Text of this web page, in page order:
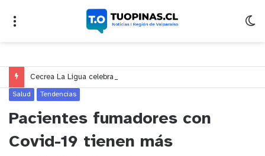
Salud Tendencias
Pacientes fumadores con
Covid-19 tienen más